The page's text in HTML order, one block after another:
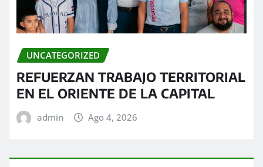
UNCATEGORIZED
REFUERZAN TRABAJO TERRITORIAL
EN EL ORIENTE DE LA CAPITAL
admin Ago 4, 2026